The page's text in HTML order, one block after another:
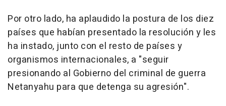
Por otro lado, ha aplaudido la postura de los diez
países que habían presentado la resolución y les
ha instado, junto con el resto de países y
organismos internacionales, a "seguir
presionando al Gobierno del criminal de guerra
Netanyahu para que detenga su agresión".